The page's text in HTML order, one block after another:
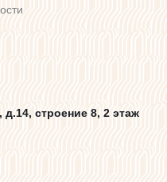
строение 8, 2 этаж